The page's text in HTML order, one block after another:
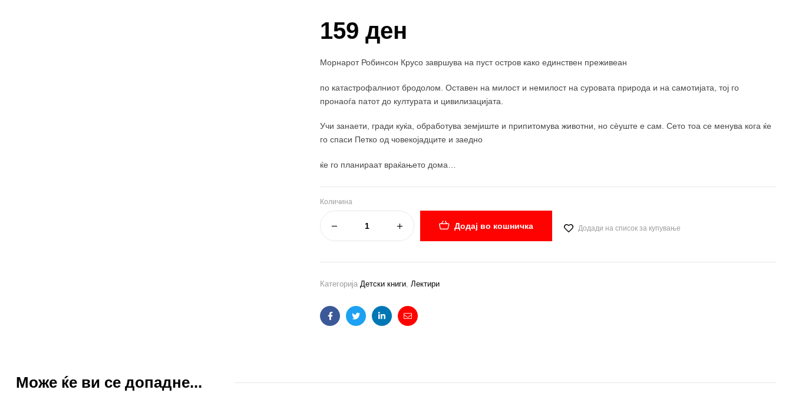
159 ден
Морнарот Робинсон Крусо завршува на пуст остров како единствен преживеан
по катастрофалниот бродолом. Оставен на милост и немилост на суровата природа и на самотијата, тој го
пронаоѓа патот до културата и цивилизацијата.
Учи занаети, гради куќа, обработува земјиште и припитомува животни, но сèуште е сам. Сето тоа се менува кога ќе
го спаси Петко од човекојадците и заедно
ќе го планираат враќањето дома…
Количина
Додај во кошничка Додади на список за купување
Категорија Детски книги, Лектири
FacebookTwitterLinkedinEmail
Може ќе ви се допадне...